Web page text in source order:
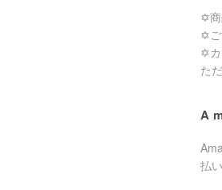
✡商
✡ご
✡カ
た
払